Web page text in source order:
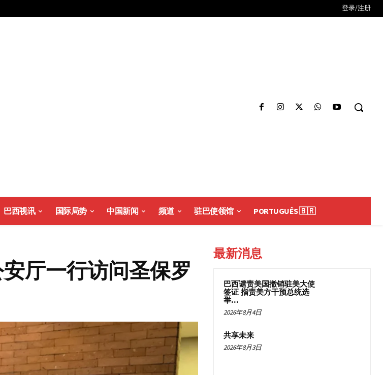
登录/注册
巴西视讯 国际局势 中国新闻 频道 驻巴使领馆 PORTUGUÊS 🇧🇷
厅一行访问圣保罗
最新消息
巴西谴责美国撤销驻美大使
签证 指责美方干预总统选
举...
2026年8月4日
共享未来
2026年8月3日